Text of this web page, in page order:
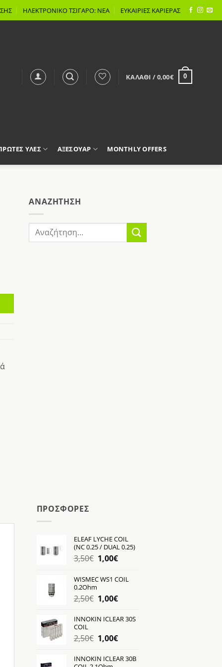
ΗΛΕΚΤΡΟΝΙΚΟ ΤΣΙΓΑΡΟ: ΝΕΑ ΕΥΚΑΙΡΙΕΣ ΚΑΡΙΕΡΑΣ
ΚΑΛΆΘΙ / 0,00€ 0
ΥΛΕΣ ΑΞΕΣΟΥΑΡ MONTHLY OFFERS
AΝΑΖΉΤΗΣΗ
Αναζήτηση
για:
ΠΡΟΣΦΟΡΕΣ
ELEAF LYCHE COIL
(NC 0.25 / DUAL 0.25)
3,50€ Original
was:
1,00€Η
τιμή
1,00€.
WISMEC WS1 COIL
0.2Ohm
2,50€ Original
was:
1,00€Η
τιμή
1,00€.
INNOKIN ICLEAR 30S
COIL
2,50€ Original
was:
1,00€Η
τιμή
INNOKIN ICLEAR 30B